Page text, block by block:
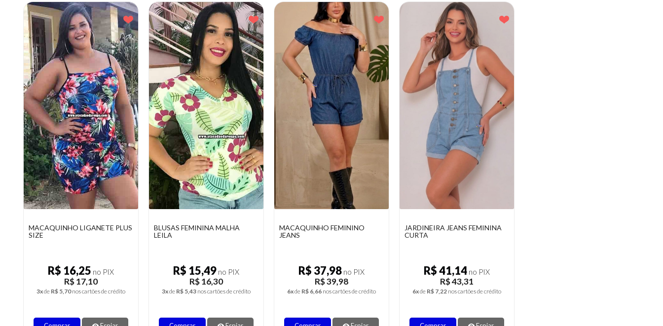
MACAQUINHO LIGANETE PLUS
SIZE
R$ 16,25 no PIX
R$ 17,10
3xde R$ 5,70 nos cartões de crédito
BLUSAS FEMININA MALHA
LEILA
R$ 15,49 no PIX
R$ 16,30
3xde R$ 5,43 nos cartões de crédito
MACAQUINHO FEMININO
JEANS
R$ 37,98 no PIX
R$ 39,98
6xde R$ 6,66 nos cartões de crédito
JARDINEIRA JEANS FEMININA
CURTA
R$ 41,14 no PIX
R$ 43,31
6xde R$ 7,22 nos cartões de crédito